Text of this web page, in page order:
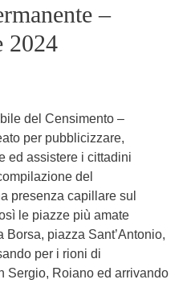
–
2024
del Censimento –
per pubblicizzare,
ed assistere i cittadini
del
presenza capillare sul
le piazze più amate
piazza Sant’Antonio,
per i rioni di
Sergio, Roiano ed arrivando